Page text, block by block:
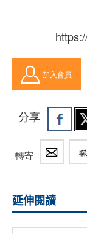
加入會員
分享
轉寄
延伸閱讀